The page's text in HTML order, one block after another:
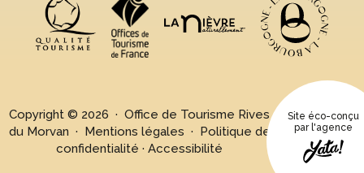
Copyright © 2026 · Office de Tourisme Rives
du Morvan · Mentions légales · Politique de
confidentialité · Accessibilité
Site éco-conçu
par l'agence